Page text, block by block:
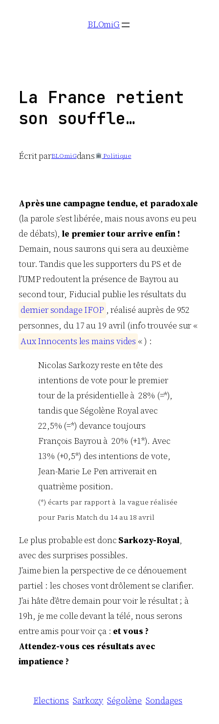
BLOmiG
La France retient
son souffle…
Écrit parBLOmiGdans Politique
Après une campagne tendue, et paradoxale
(la parole s’est libérée, mais nous avons eu peu
de débats), le premier tour arrive enfin !
Demain, nous saurons qui sera au deuxième
tour. Tandis que les supporters du PS et de
l’UMP redoutent la présence de Bayrou au
second tour, Fiducial publie les résultats du
dernier sondage IFOP , réalisé auprès de 952
personnes, du 17 au 19 avril (info trouvée sur «
AuxInnocents les mains vides « ) :
Nicolas Sarkozy reste en tête des
intentions de vote pour le premier
tour de la présidentielle à 28% (=*),
tandis que Ségolène Royal avec
22,5% (=*) devance toujours
François Bayrou à 20% (+1*). Avec
13% (+0,5*) des intentions de vote,
Jean-Marie Le Pen arriverait en
quatrième position.
(*) écarts par rapport à la vague réalisée
pour Paris Match du 14 au 18 avril
Le plus probable est donc Sarkozy-Royal,
avec des surprises possibles.
J’aime bien la perspective de ce dénouement
partiel : les choses vont drôlement se clarifier.
J’ai hâte d’être demain pour voir le résultat ; à
19h, je me colle devant la télé, nous serons
entre amis pour voir ça : et vous ?
Attendez-vous ces résultats avec
impatience ?
Elections Sarkozy Ségolène Sondages